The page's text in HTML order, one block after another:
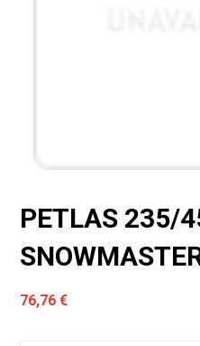
PETLAS 235/
76,76€